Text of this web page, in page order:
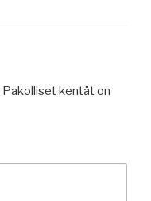
Pakolliset kentät on